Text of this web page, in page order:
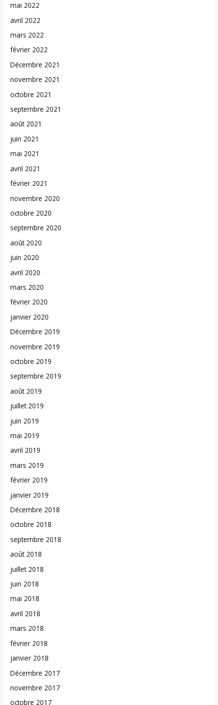
mai 2022
avril 2022
mars 2022
février 2022
Décembre 2021
novembre 2021
octobre 2021
septembre 2021
août 2021
juin 2021
mai 2021
avril 2021
février 2021
novembre 2020
octobre 2020
septembre 2020
août 2020
juin 2020
avril 2020
mars 2020
février 2020
janvier 2020
Décembre 2019
novembre 2019
octobre 2019
septembre 2019
août 2019
juillet 2019
juin 2019
mai 2019
avril 2019
mars 2019
février 2019
janvier 2019
Décembre 2018
octobre 2018
septembre 2018
août 2018
juillet 2018
juin 2018
mai 2018
avril 2018
mars 2018
février 2018
janvier 2018
Décembre 2017
novembre 2017
octobre 2017